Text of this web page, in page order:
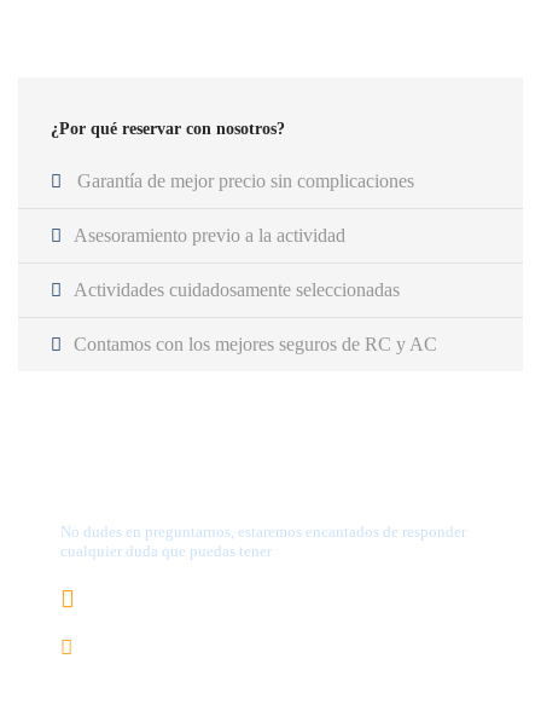
¿Por qué reservar con nosotros?
Garantía de mejor precio sin complicaciones
Asesoramiento previo a la actividad
Actividades cuidadosamente seleccionadas
Contamos con los mejores seguros de RC y AC
No dudes en preguntarnos, estaremos encantados de responder
cualquier duda que puedas tener